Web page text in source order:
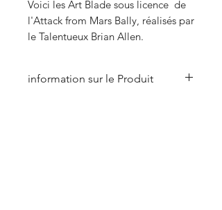
Voici les Art Blade sous licence de
l'Attack from Mars Bally, réalisés par
le Talentueux Brian Allen.
information sur le Produit